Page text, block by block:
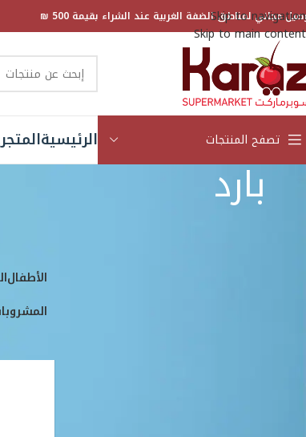
Skip to navigation
Skip to main content
مجاني لمناطق الضفة الغربية عند الشراء بقيمة 500 ₪
تصفح المنتجات الرئيسيةالمتجر
بارد
الأطفال